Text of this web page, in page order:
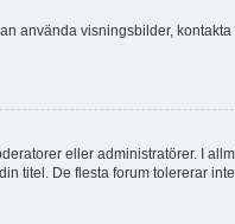
använda visningsbilder,
eller administratörer. I
titel. De flesta forum tolererar